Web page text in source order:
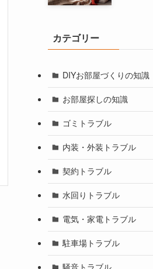
カテゴリー
DIYお部屋づくりの知識
お部屋探しの知識
ゴミトラブル
内装・外装トラブル
契約トラブル
水回りトラブル
電気・家電トラブル
駐車場トラブル